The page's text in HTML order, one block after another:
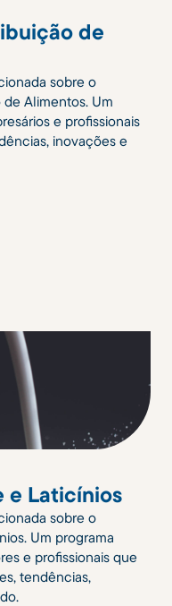
de
sobre o
Alimentos. Um
e profissionais
inovações e
e Laticínios
sobre o
Um programa
e profissionais que
tendências,